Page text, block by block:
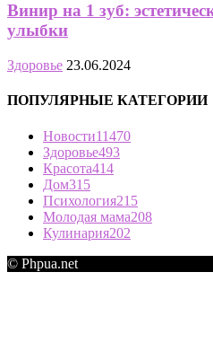
Винир на 1 зуб:
улыбки
Здоровье 23.06.2024
ПОПУЛЯРНЫЕ КАТЕГОРИИ
Новости11470
Здоровье493
Красота414
Дом315
Психология215
Молодая мама208
Кулинария202
© Phpua.net